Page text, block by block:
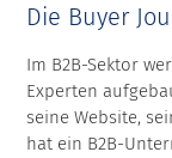
Die Buyer
Im B2B-Sektor
Experten
seine Website,
hat ein B2B-